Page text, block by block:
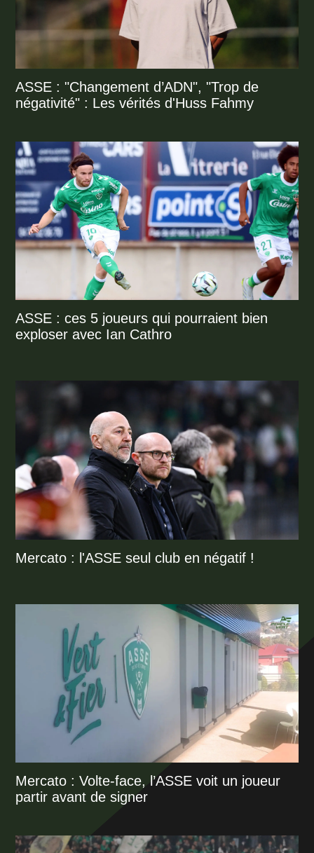
ASSE : "Changement d’ADN", "Trop de
négativité" : Les vérités d'Huss Fahmy
ASSE : ces 5 joueurs qui pourraient bien
exploser avec Ian Cathro
Mercato : l'ASSE seul club en négatif !
Mercato : Volte-face, l’ASSE voit un joueur
partir avant de signer